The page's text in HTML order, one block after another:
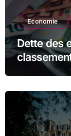
Economie
Dette des
qu’il